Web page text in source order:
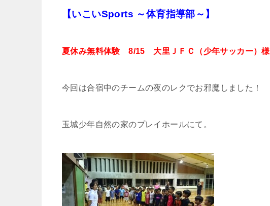
【いこいSports ～体育指導部～】
夏休み無料体験 8/15 大里ＪＦＣ（少年サッカー）様
今回は合宿中のチームの夜のレクでお邪魔しました！
玉城少年自然の家のプレイホールにて。